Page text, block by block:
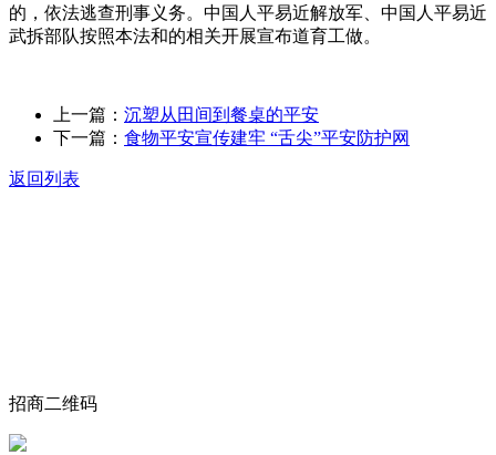
的，依法逃查刑事义务。中国人平易近解放军、中国人平易近
武拆部队按照本法和的相关开展宣布道育工做。
上一篇： 沉塑从田间到餐桌的平安
下一篇： 食物平安宣传建牢 “舌尖”平安防护网
返回列表
招商二维码